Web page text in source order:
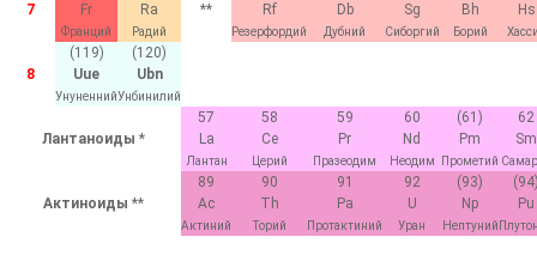
7
Fr
Франций
Ra
Радий
**
Rf
Резерфордий
Db
Дубний
Sg
Сиборгий
Bh
Борий
Hs
8
(119)
Uue
Унуненний
(120)
Ubn
Унбинилий
Лантаноиды *
57
La
Лантан
58
Ce
Церий
59
Pr
Празеодим
60
Nd
Неодим
(61)
Pm
Прометий
62
Sm
Актиноиды **
89
Ac
Актиний
90
Th
Торий
91
Pa
Протактиний
92
U
Уран
(93)
Np
Нептуний
Pu